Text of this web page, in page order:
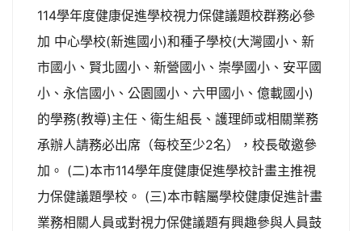
114學年度健康促進學校視力保健議題校群務必參
加 中心學校(新進國小)和種子學校(大灣國小、新
市國小、賢北國小、新營國小、崇學國小、安平國
小、永信國小、公園國小、六甲國小、億載國小)
的學務(教導)主任、衛生組長、護理師或相關業務
承辦人請務必出席（每校至少2名），校長敬邀參
加。 (二)本市114學年度健康促進學校計畫主推視
力保健議題學校。 (三)本市轄屬學校健康促進計畫
業務相關人員或對視力保健議題有興趣參與人員鼓